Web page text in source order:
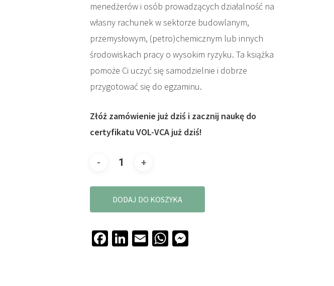
menedżerów i osób prowadzących działalność na
własny rachunek w sektorze budowlanym,
przemysłowym, (petro)chemicznym lub innych
środowiskach pracy o wysokim ryzyku. Ta książka
pomoże Ci uczyć się samodzielnie i dobrze
przygotować się do egzaminu.
Złóż zamówienie już dziś i zacznij naukę do
certyfikatu VOL-VCA już dziś!
DODAJ DO KOSZYKA
Facebook
LinkedIn
EmailWhatsApp